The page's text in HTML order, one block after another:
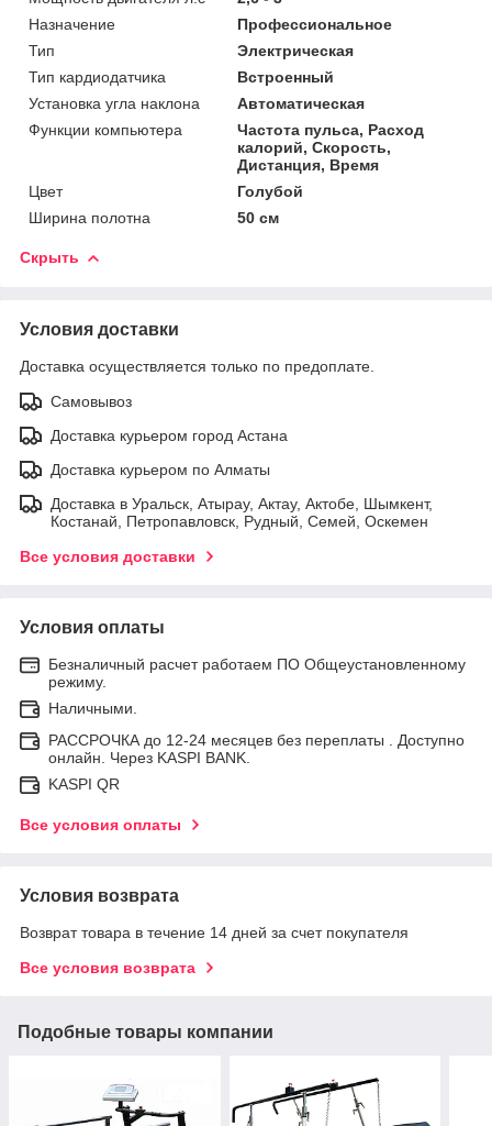
Назначение
Профессиональное
Тип
Электрическая
Тип кардиодатчика
Встроенный
Установка угла наклона
Автоматическая
Функции компьютера
Частота пульса, Расход
калорий, Скорость,
Дистанция, Время
Цвет
Голубой
Ширина полотна
50 см
Скрыть
Условия доставки
Доставка осуществляется только по предоплате.
Самовывоз
Доставка курьером город Астана
Доставка курьером по Алматы
Доставка в Уральск, Атырау, Актау, Актобе, Шымкент,
Костанай, Петропавловск, Рудный, Семей, Оскемен
Все условия доставки
Условия оплаты
Безналичный расчет работаем ПО Общеустановленному
режиму.
Наличными.
РАССРОЧКА до 12-24 месяцев без переплаты . Доступно
онлайн. Через KASPI BANK.
KASPI QR
Все условия оплаты
Условия возврата
Возврат товара в течение 14 дней за счет покупателя
Все условия возврата
Подобные товары компании